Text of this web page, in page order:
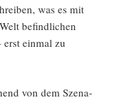
was es mit
befind­li­chen
ein­mal zu
von dem Sze­na­